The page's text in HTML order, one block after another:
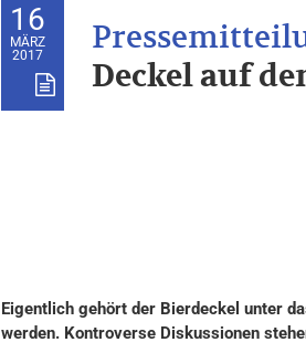
16
MÄRZ
2017
Deckel auf
Eigentlich gehört der Bierdeckel unter
werden. Kontroverse Diskussionen